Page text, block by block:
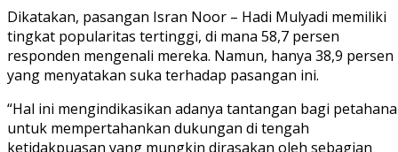
Dikatakan, pasangan Isran Noor – Hadi Mulyadi memiliki
tingkat popularitas tertinggi, di mana 58,7 persen
responden mengenali mereka. Namun, hanya 38,9 persen
yang menyatakan suka terhadap pasangan ini.
“Hal ini mengindikasikan adanya tantangan bagi petahana
untuk mempertahankan dukungan di tengah
ketidakpuasan yang mungkin dirasakan oleh sebagian